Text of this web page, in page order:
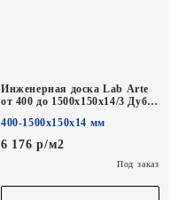
Инженерная доска Lab Arte
от 400 до 1500х150х14/3 Дуб
400-1500х150х14 мм
6 176 р/м2
Под заказ